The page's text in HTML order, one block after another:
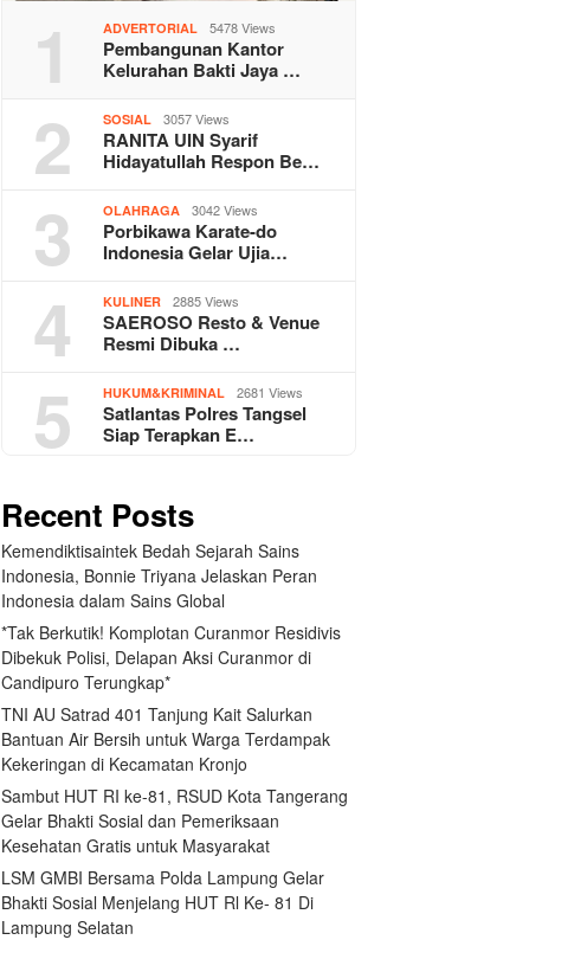
1 ADVERTORIAL 5478 Views
Pembangunan Kantor
Kelurahan Bakti Jaya …
2 SOSIAL 3057 Views
RANITA UIN Syarif
Hidayatullah Respon Be…
3 OLAHRAGA 3042 Views
Porbikawa Karate-do
Indonesia Gelar Ujia…
4 KULINER 2885 Views
SAEROSO Resto & Venue
Resmi Dibuka …
5 HUKUM&KRIMINAL 2681 Views
Satlantas Polres Tangsel
Siap Terapkan E…
Recent Posts
Kemendiktisaintek Bedah Sejarah Sains
Indonesia, Bonnie Triyana Jelaskan Peran
Indonesia dalam Sains Global
*Tak Berkutik! Komplotan Curanmor Residivis
Dibekuk Polisi, Delapan Aksi Curanmor di
Candipuro Terungkap*
TNI AU Satrad 401 Tanjung Kait Salurkan
Bantuan Air Bersih untuk Warga Terdampak
Kekeringan di Kecamatan Kronjo
Sambut HUT RI ke-81, RSUD Kota Tangerang
Gelar Bhakti Sosial dan Pemeriksaan
Kesehatan Gratis untuk Masyarakat
LSM GMBI Bersama Polda Lampung Gelar
Bhakti Sosial Menjelang HUT Rl Ke- 81 Di
Lampung Selatan